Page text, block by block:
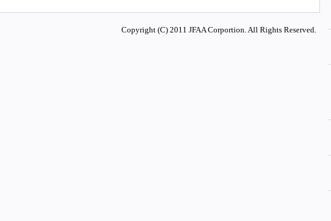
Copyright (C) 2011 JFAA Corportion. All Rights Reserved.